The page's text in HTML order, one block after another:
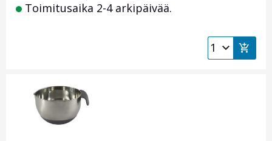
Toimitusaika 2-4 arkipäivää.